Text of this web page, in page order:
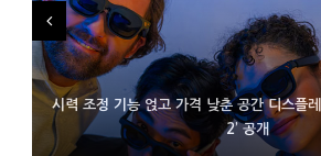
시력 조정 기능 얹고 가격 낮춘 공간 디스플
2’ 공개
D램 부족에 10억달러어치 아이폰18 프로
300~400달러 반지형 스피커 준비